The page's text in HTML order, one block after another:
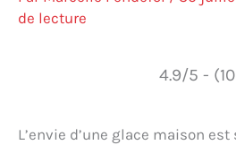
de lecture
4.9/5 -
L’envie d’une glace maison